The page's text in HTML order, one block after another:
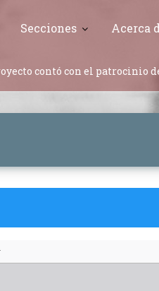
Secciones Acerca
contó con el patrocinio